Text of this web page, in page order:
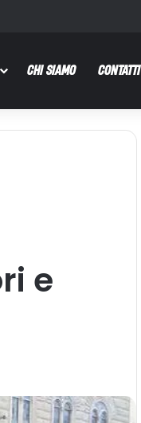
CHI SIAMO CONTATTI
e